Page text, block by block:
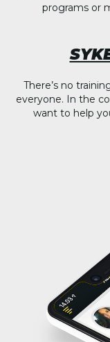
programs or
There’s no
everyone. In the
want to help